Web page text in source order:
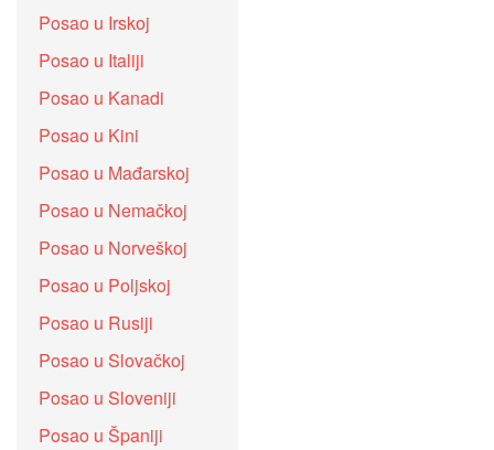
Posao u Irskoj
Posao u Italiji
Posao u Kanadi
Posao u Kini
Posao u Mađarskoj
Posao u Nemačkoj
Posao u Norveškoj
Posao u Poljskoj
Posao u Rusiji
Posao u Slovačkoj
Posao u Sloveniji
Posao u Španiji